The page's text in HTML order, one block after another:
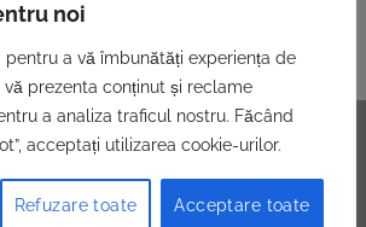
noi
pentru a vă îmbunătăți experiența de
vă prezenta conținut și reclame
a analiza traficul nostru. Făcând
acceptați utilizarea cookie-urilor.
Refuzare toate Acceptare toate
realizat de INNVISION.RO